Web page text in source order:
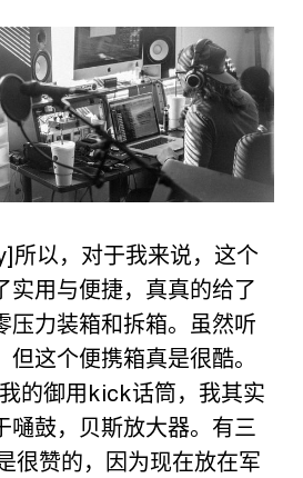
所以，对于我来说，这个
实用与便捷，真真的给了
压力装箱和拆箱。虽然听
这个便携箱真是很酷。
的御用kick话筒，我其实
嗵鼓，贝斯放大器。有三
很赞的，因为现在放在军